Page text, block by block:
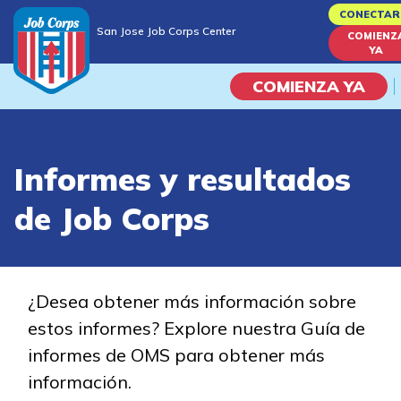
to
content
San Jose Job Corps Center
YA
COMIENZA YA
Vida En El Campus
Habilidades académicas
Estudiar
Programas de
Informes y resultados
de Job Corps
¿Desea obtener más información sobre
estos informes? Explore nuestra Guía de
informes de OMS para obtener más
información.